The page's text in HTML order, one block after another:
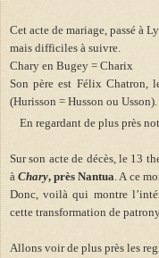
Cet acte de mariage, passé à
mais difficiles à suivre.
Chary en Bugey = Charix
Son père est Félix Chatron,
(Hurisson = Husson ou Usson).
En regardant de plus près
Sur son acte de décès, le 13
à Chary, près Nantua. A ce
Donc, voilà qui montre
cette transformation de
Allons voir de plus près les